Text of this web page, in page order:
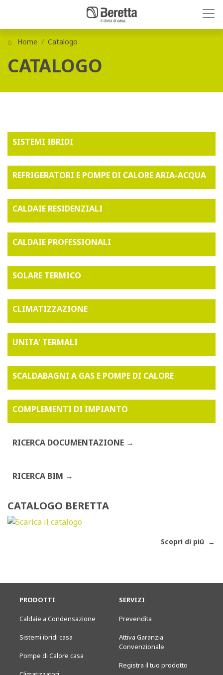
Home Catalogo
CATALOGO
SISTEMI IBRIDI
REFRIGERATORI E POMPE DI CALORE ARIA-ACQUA
CALDAIE RESIDENZIALI
CALDAIE PROFESSIONALI
SOLARE TERMICO
CLIMATIZZAZIONE
UNITA' TERMALI
SCALDABAGNI A GAS E POMPE DI CALORE
COMPLEMENTI DI IMPIANTO
RICERCA DOCUMENTAZIONE
RICERCA BIM
CATALOGO BERETTA
Scopri di più
PRODOTTI
Caldaie a Condensazione
Sistemi ibridi casa
Pompe di Calore casa
SERVIZI
Prevendita
Attiva Garanzia
Convenzionale
Registra il tuo prodotto